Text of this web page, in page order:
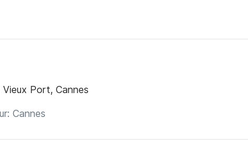
Vieux Port, Cannes